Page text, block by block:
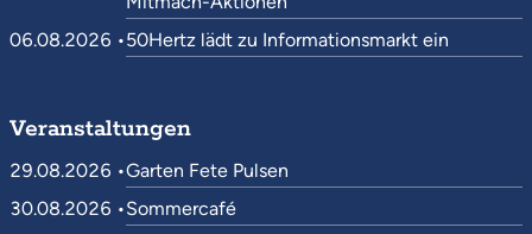
06.08.2026 •50Hertz lädt zu Informationsmarkt ein
Veranstaltungen
29.08.2026 •Garten Fete Pulsen
30.08.2026 •Sommercafé